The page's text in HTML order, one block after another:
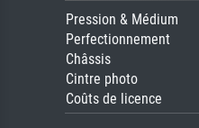
Pression & Médium
Perfectionnement
Châssis
Cintre photo
Coûts de licence